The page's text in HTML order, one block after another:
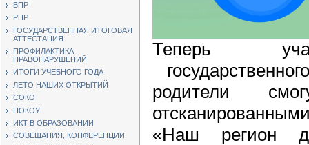
ВПР
РПР
ГОСУДАРСТВЕННАЯ ИТОГОВАЯ
АТТЕСТАЦИЯ
ПРОФИЛАКТИКА
ПРАВОНАРУШЕНИЙ
ИТОГИ УЧЕБНОГО ГОДА
ЛЕТО НАШИХ ОТКРЫТИЙ
СОКО
НОКОУ
ИКТ В ОБРАЗОВАНИИ
СОВЕЩАНИЯ, КОНФЕРЕНЦИИ
Теперь
родители
«Наш регион